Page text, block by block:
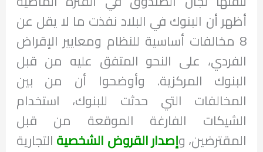
أظهر أن البنوك في البلاد نفذت ما لا يقل عن
8 مخالفات أساسية للنظام ومعايير الإقراض
الفردي، على النحو المتفق عليه من قبل
البنوك المركزية. وأوضحوا أن من بين
المخالفات التي حدثت للبنوك، استخدام
الشيكات الفارغة الموقعة من قبل
المقترضين، وإصدار القروض الشخصية التجارية